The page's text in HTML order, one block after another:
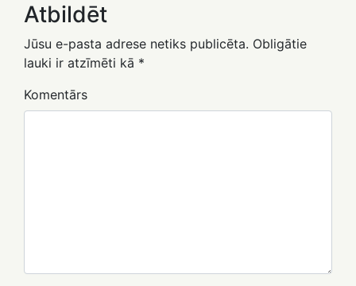
Atbildēt
Jūsu e-pasta adrese netiks publicēta. Obligātie
lauki ir atzīmēti kā *
Komentārs